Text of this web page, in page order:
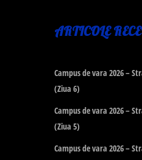
ARTICOLE
Campus de vara 2026 –
(Ziua 6)
Campus de vara 2026 –
(Ziua 5)
Campus de vara 2026 –